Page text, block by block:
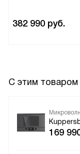
В целом техника
в эксплуатации и
382 990 руб.
С этим
169